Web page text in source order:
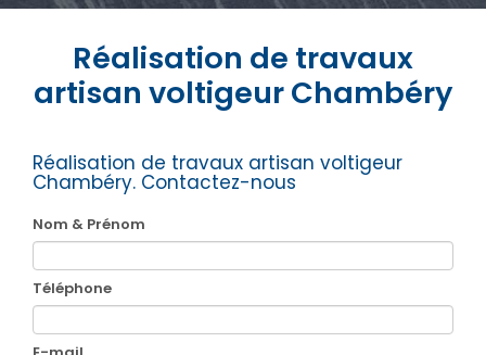
Réalisation de travaux
artisan voltigeur Chambéry
Réalisation de travaux artisan voltigeur
Chambéry. Contactez-nous
Nom & Prénom
Téléphone